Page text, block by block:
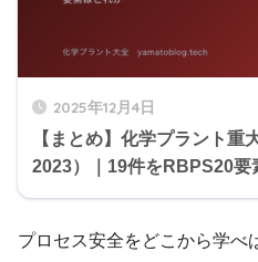
2025年12月4日
【まとめ】化学プラント重
2023）｜19件をRBPS20要
プロセス安全をどこから学べ